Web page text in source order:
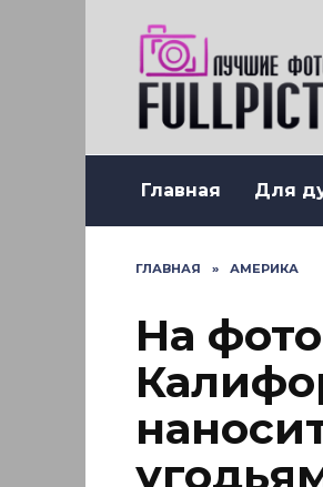
Главная Для
ГЛАВНАЯ » АМЕРИКА
На